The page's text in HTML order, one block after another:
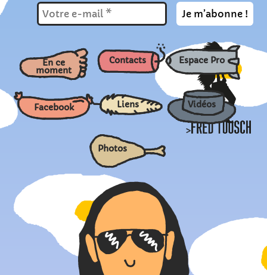
>
En ce
moment
Contacts Espace Pro
Facebook Liens Vidéos
Photos